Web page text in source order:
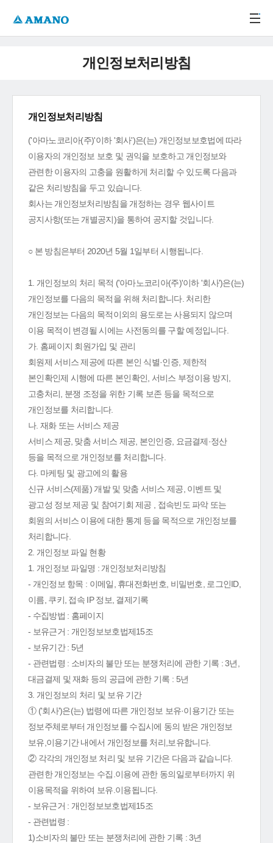
개인정보처리방침
개인정보처리방침
('아마노코리아(주)'이하 '회사')은(는) 개인정보보호법에 따라
이용자의 개인정보 보호 및 권익을 보호하고 개인정보와
관련한 이용자의 고충을 원활하게 처리할 수 있도록 다음과
같은 처리방침을 두고 있습니다.
회사는 개인정보처리방침을 개정하는 경우 웹사이트
공지사항(또는 개별공지)을 통하여 공지할 것입니다.
○ 본 방침은부터 2020년 5월 1일부터 시행됩니다.
1. 개인정보의 처리 목적 ('아마노코리아(주)'이하 '회사')은(는)
개인정보를 다음의 목적을 위해 처리합니다. 처리한
개인정보는 다음의 목적이외의 용도로는 사용되지 않으며
이용 목적이 변경될 시에는 사전동의를 구할 예정입니다.
가. 홈페이지 회원가입 및 관리
회원제 서비스 제공에 따른 본인 식별·인증, 제한적
본인확인제 시행에 따른 본인확인, 서비스 부정이용 방지,
고충처리, 분쟁 조정을 위한 기록 보존 등을 목적으로
개인정보를 처리합니다.
나. 재화 또는 서비스 제공
서비스 제공, 맞춤 서비스 제공, 본인인증, 요금결제·정산
등을 목적으로 개인정보를 처리합니다.
다. 마케팅 및 광고에의 활용
신규 서비스(제품) 개발 및 맞춤 서비스 제공, 이벤트 및
광고성 정보 제공 및 참여기회 제공 , 접속빈도 파악 또는
회원의 서비스 이용에 대한 통계 등을 목적으로 개인정보를
처리합니다.
2. 개인정보 파일 현황
1. 개인정보 파일명 : 개인정보처리방침
- 개인정보 항목 : 이메일, 휴대전화번호, 비밀번호, 로그인ID,
이름, 쿠키, 접속 IP 정보, 결제기록
- 수집방법 : 홈페이지
- 보유근거 : 개인정보보호법제15조
- 보유기간 : 5년
- 관련법령 : 소비자의 불만 또는 분쟁처리에 관한 기록 : 3년,
대금결제 및 재화 등의 공급에 관한 기록 : 5년
3. 개인정보의 처리 및 보유 기간
① ('회사')은(는) 법령에 따른 개인정보 보유·이용기간 또는
정보주체로부터 개인정보를 수집시에 동의 받은 개인정보
보유,이용기간 내에서 개인정보를 처리,보유합니다.
② 각각의 개인정보 처리 및 보유 기간은 다음과 같습니다.
관련한 개인정보는 수집.이용에 관한 동의일로부터까지 위
이용목적을 위하여 보유.이용됩니다.
- 보유근거 : 개인정보보호법제15조
- 관련법령 :
1)소비자의 불만 또는 분쟁처리에 관한 기록 : 3년